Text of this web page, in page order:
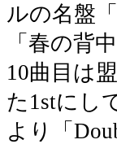
ルの名盤
「春の背
10曲目は
た1stにし
より「